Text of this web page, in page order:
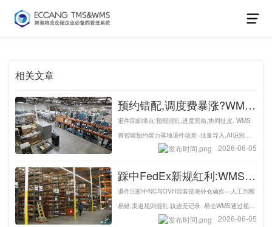
相关文章
预约错配,调度费暴涨?WMS
落地三大场景,退货从成本转
为渠道收益-易仓WMS
退件回邮痛点:预报混乱,进度黑箱,协同扯皮. WMS
将智能预约能力落地退件场景--批量导入,AI识别回
邮信息,可视化看板规划资源,全流程留痕追责,让退
2026-06-05
踩中FedEx新规红利:WMS盘
活退件回邮,海外仓解锁渠道
变现新盈利-易仓WMS
退件回邮中NC与OVH混装是海外仓顽疾—人工判断
易错,渠道规则混乱,轨迹无记录. 易仓WMS通过规则
智能识别,配置灵活高效,自动分抹执行与全程记录可
2026-06-05